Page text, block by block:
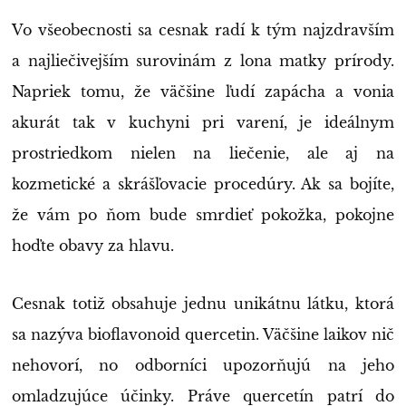
Vo všeobecnosti sa cesnak radí k tým najzdravším
a najliečivejším surovinám z lona matky prírody.
Napriek tomu, že väčšine ľudí zapácha a vonia
akurát tak v kuchyni pri varení, je ideálnym
prostriedkom nielen na liečenie, ale aj na
kozmetické a skrášľovacie procedúry. Ak sa bojíte,
že vám po ňom bude smrdieť pokožka, pokojne
hoďte obavy za hlavu.
Cesnak totiž obsahuje jednu unikátnu látku, ktorá
sa nazýva bioflavonoid quercetin. Väčšine laikov nič
nehovorí, no odborníci upozorňujú na jeho
omladzujúce účinky. Práve quercetín patrí do